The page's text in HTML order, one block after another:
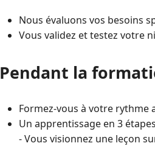
Nous évaluons vos besoins
Vous validez et testez votre
Pendant la
Formez-vous à votre
Un apprentissage en 3
- Vous visionnez une leçon